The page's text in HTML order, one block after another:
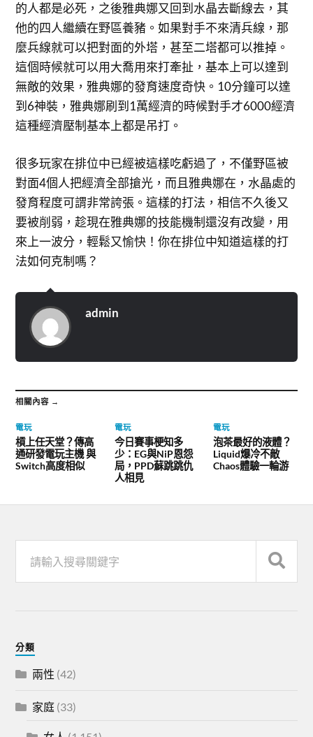
的人都是必死，之後雅典娜又回到水晶去斷線去，其
他的四人繼續在野區養豬。如果對手不來清兵線，那
麼兵線就可以把對面的外塔，甚至二塔都可以推掉。
這個時候就可以用大喬用來打牽扯，基本上可以達到
無敵的效果，雅典娜的發育速度奇快。10分鐘可以達
到6神裝，雅典娜刷到1萬經濟的時候對手才6000經濟
這種經濟壓制基本上都是吊打。
很多玩家在排位中已經被這樣吃虧過了，不僅野區被
對面4個人把經濟全部搶光，而且雅典娜在，水晶處的
發育程度可謂非常誇張。這樣的打法，相信不久後又
要被削弱，趁現在雅典娜的技能機制還沒有改變，用
來上一波分，輕鬆又愉快！你在排位中知道這樣的打
法如何克制嗎？
admin
相關內容 →
電玩
槓上任天堂？傳高
通研發電玩主機 與
Switch高度相似
電玩
今日賽事梗知多
少：EG與NiP恩怨
局，PPD蘇跳跳仇
人相見
電玩
泡茶最好的液體？
Liquid爆冷不敵
Chaos體驗一輪游
分類
兩性 (42)
家庭 (33)